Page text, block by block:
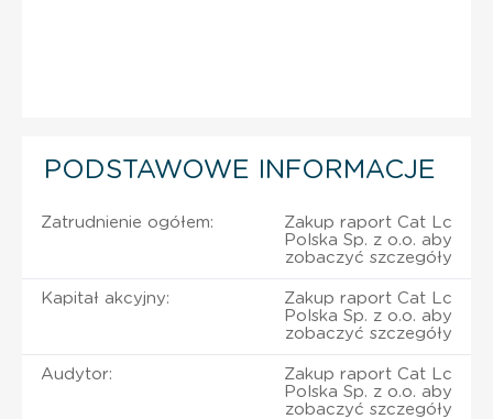
PODSTAWOWE INFORMACJE
Zatrudnienie ogółem:
Zakup raport Cat Lc
Polska Sp. z o.o. aby
zobaczyć szczegóły
Kapitał akcyjny:
Zakup raport Cat Lc
Polska Sp. z o.o. aby
zobaczyć szczegóły
Audytor:
Zakup raport Cat Lc
Polska Sp. z o.o. aby
zobaczyć szczegóły